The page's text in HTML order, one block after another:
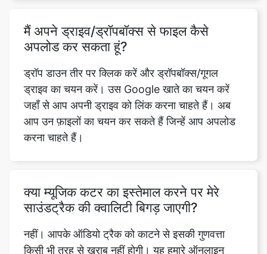
ड्राइव का चयन करें। उस Google खाते का चयन करें
जहाँ से आप अपनी ड्राइव को लिंक करना चाहते हैं। अब
आप उन फ़ाइलों का चयन कर सकते हैं जिन्हें आप अपलोड
करना चाहते हैं।
क्या म्यूजिक कटर का इस्तेमाल करने पर मेरे
किसी भी तरह से खराब नहीं होगी। यह हमारे ऑनलाइन
म्यूजिक कटर टूल की सबसे अच्छी विशेषताओं में से एक है।
हम गारंटी दे सकते हैं कि गुणवत्ता समान रहे। ऑडियो में
जीरो ग्लिच या स्टैटिक हैं।